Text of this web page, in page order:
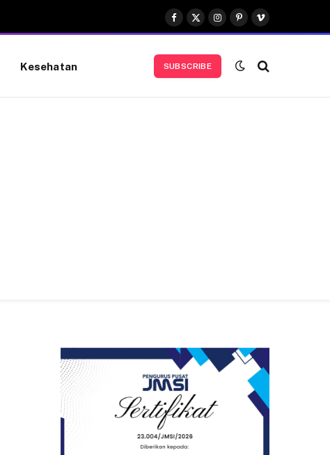
Facebook
X
(Twitter)
Instagram
Pinterest
Vimeo
Kesehatan SUBSCRIBE